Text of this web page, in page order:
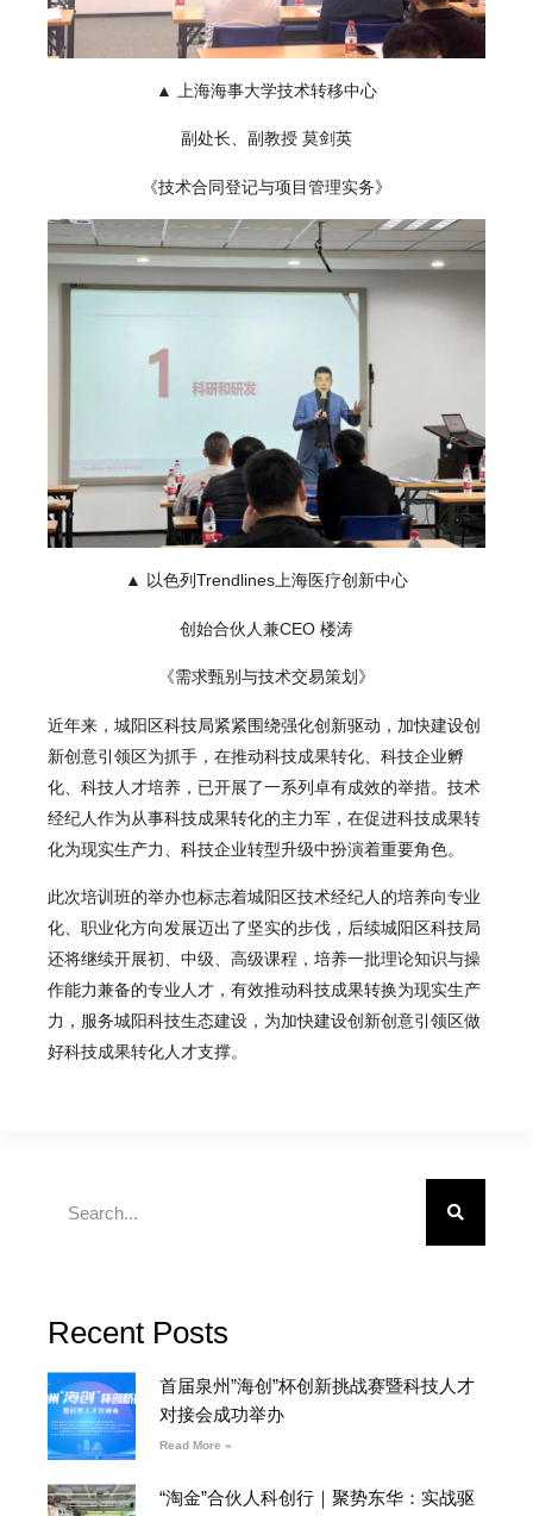
▲ 上海海事大学技术转移中心
副处长、副教授 莫剑英
《技术合同登记与项目管理实务》
▲ 以色列Trendlines上海医疗创新中心
创始合伙人兼CEO 楼涛
《需求甄别与技术交易策划》
近年来，城阳区科技局紧紧围绕强化创新驱动，加快建设创
新创意引领区为抓手，在推动科技成果转化、科技企业孵
化、科技人才培养，已开展了一系列卓有成效的举措。技术
经纪人作为从事科技成果转化的主力军，在促进科技成果转
化为现实生产力、科技企业转型升级中扮演着重要角色。
此次培训班的举办也标志着城阳区技术经纪人的培养向专业
化、职业化方向发展迈出了坚实的步伐，后续城阳区科技局
还将继续开展初、中级、高级课程，培养一批理论知识与操
作能力兼备的专业人才，有效推动科技成果转换为现实生产
力，服务城阳科技生态建设，为加快建设创新创意引领区做
好科技成果转化人才支撑。
Recent Posts
首届泉州”海创”杯创新挑战赛暨科技人才
对接会成功举办
Read More »
“淘金”合伙人科创行｜聚势东华：实战驱